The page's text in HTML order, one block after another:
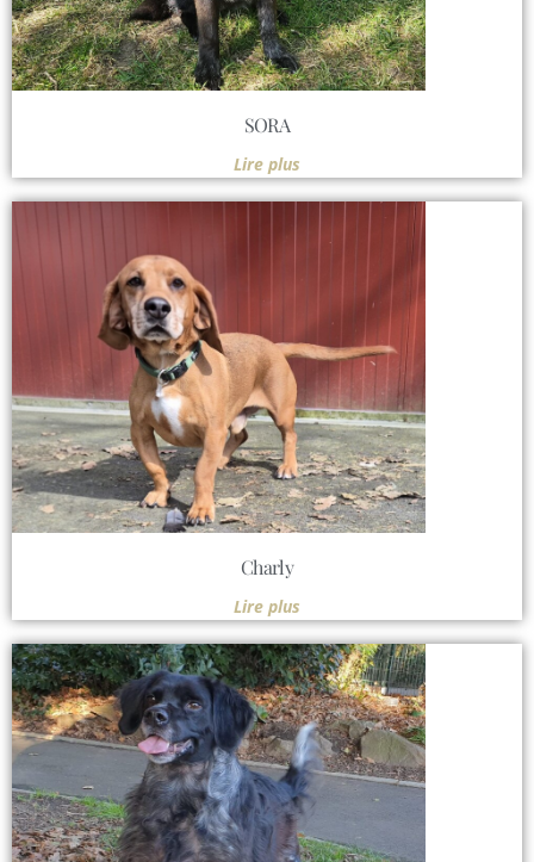
SORA
Lire plus
Charly
Lire plus